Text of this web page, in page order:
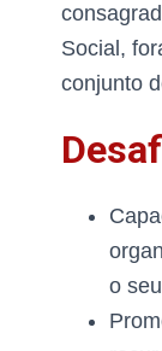
Social,
conjunto
o